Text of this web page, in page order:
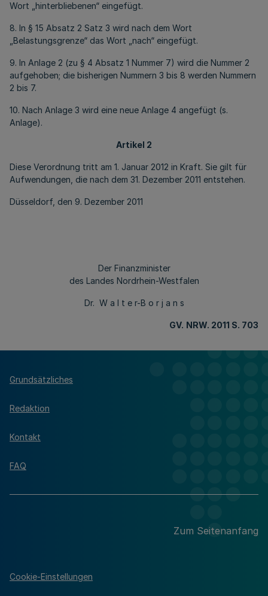
Wort „hinterbliebenen“ eingefügt.
8. In § 15 Absatz 2 Satz 3 wird nach dem Wort
„Belastungsgrenze“ das Wort „nach“ eingefügt.
9. In Anlage 2 (zu § 4 Absatz 1 Nummer 7) wird die Nummer 2
aufgehoben; die bisherigen Nummern 3 bis 8 werden Nummern
2 bis 7.
10. Nach Anlage 3 wird eine neue Anlage 4 angefügt (s.
Anlage).
Artikel 2
Diese Verordnung tritt am 1. Januar 2012 in Kraft. Sie gilt für
Aufwendungen, die nach dem 31. Dezember 2011 entstehen.
Düsseldorf, den 9. Dezember 2011
Der Finanzminister
des Landes Nordrhein-Westfalen
Dr. W a l t e r-B o r j a n s
GV. NRW. 2011 S. 703
Grundsätzliches
Redaktion
Kontakt
FAQ
Zum Seitenanfang
Cookie-Einstellungen